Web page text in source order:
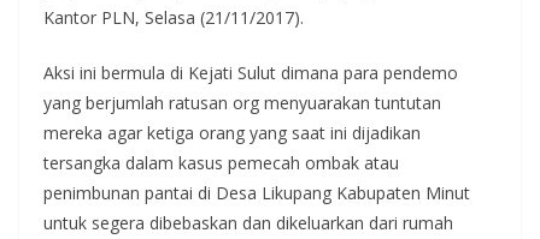
Kantor PLN, Selasa (21/11/2017).
Aksi ini bermula di Kejati Sulut dimana para pendemo
yang berjumlah ratusan org menyuarakan tuntutan
mereka agar ketiga orang yang saat ini dijadikan
tersangka dalam kasus pemecah ombak atau
penimbunan pantai di Desa Likupang Kabupaten Minut
untuk segera dibebaskan dan dikeluarkan dari rumah